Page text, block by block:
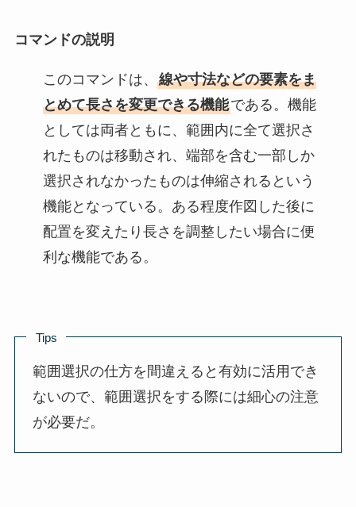
コマンドの説明
このコマンドは、 線や寸法などの要素をま
とめて長さを変更できる機能である。機能
としては両者ともに、範囲内に全て選択さ
れたものは移動され、端部を含む一部しか
選択されなかったものは伸縮されるという
機能となっている。ある程度作図した後に
配置を変えたり長さを調整したい場合に便
利な機能である。
Tips
範囲選択の仕方を間違えると有効に活用でき
ないので、範囲選択をする際には細心の注意
が必要だ。